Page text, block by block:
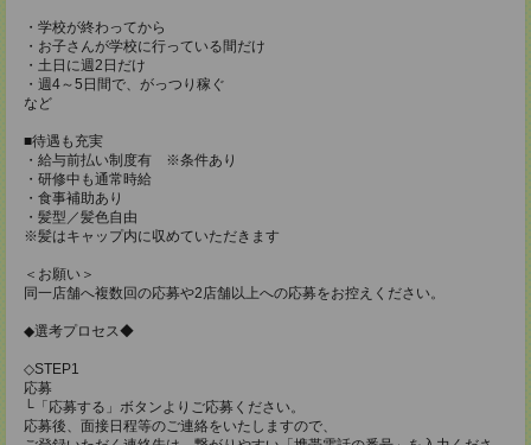
・学校が終わってから
・お子さんが学校に行っている間だけ
・土日に週2日だけ
・週4～5日間で、がっつり稼ぐ
など
■待遇も充実
・給与前払い制度有 ※条件あり
・研修中も通常時給
・食事補助あり
・髪型／髪色自由
※髪はキャップ内に収めていただきます
＜お願い＞
同一店舗へ複数回の応募や2店舗以上への応募をお控えください。
◆選考プロセス◆
◇STEP1
応募
└「応募する」ボタンよりご応募ください。
応募後、面接日程等のご連絡をいたしますので、